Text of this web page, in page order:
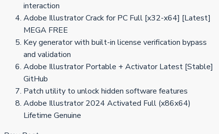
interaction
Adobe Illustrator Crack for PC Full [x32-x64] [Latest]
MEGA FREE
Key generator with built-in license verification bypass
and validation
Adobe Illustrator Portable + Activator Latest [Stable]
GitHub
Patch utility to unlock hidden software features
Adobe Illustrator 2024 Activated Full (x86x64)
Lifetime Genuine